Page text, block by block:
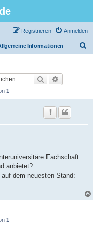
Anmelden
Registrieren
Informationen
Suche
1
Fachschaft
anbietet?
dem neuesten Stand:
1